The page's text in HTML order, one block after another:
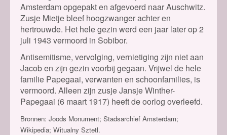
Amsterdam opgepakt en afgevoerd naar Auschwitz.
Zusje Mietje bleef hoogzwanger achter en
hertrouwde. Het hele gezin werd een jaar later op 2
juli 1943 vermoord in Sobibor.
Antisemitisme, vervolging, vernietiging zijn niet aan
Jacob en zijn gezin voorbij gegaan. Vrijwel de hele
familie Papegaai, verwanten en schoonfamilies, is
vermoord. Alleen zijn zusje Jansje Winther-
Papegaai (6 maart 1917) heeft de oorlog overleefd.
Bronnen: Joods Monument; Stadsarchief Amsterdam;
Wikipedia; Witualny Sztetl.